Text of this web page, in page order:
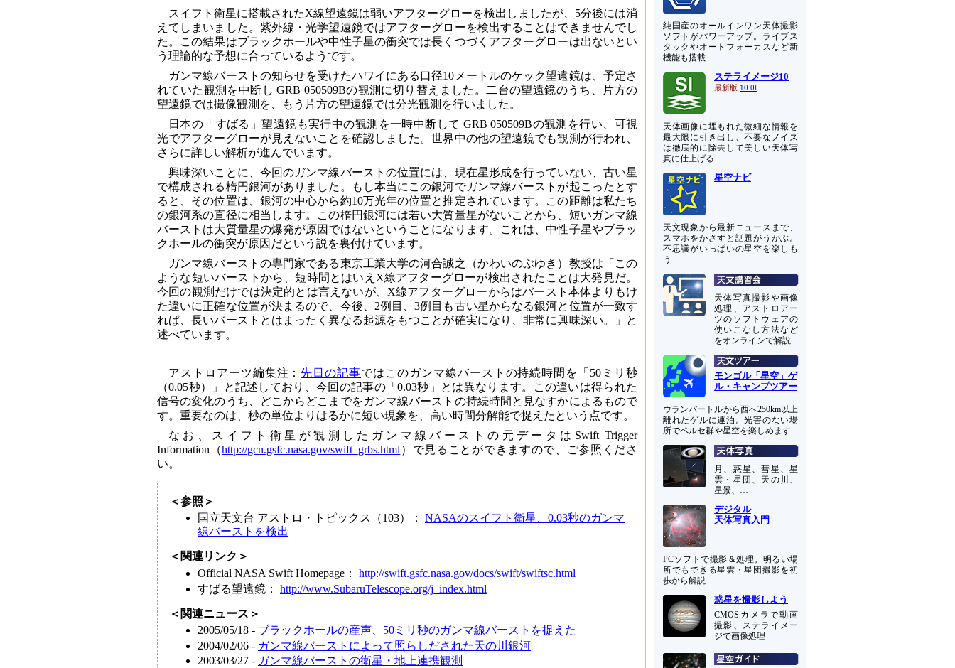
スイフト衛星に搭載されたX線望遠鏡は弱いアフターグローを検出しましたが、5分後には消
えてしまいました。紫外線・光学望遠鏡ではアフターグローを検出することはできませんでし
た。この結果はブラックホールや中性子星の衝突では長くつづくアフターグローは出ないとい
う理論的な予想に合っているようです。
ガンマ線バーストの知らせを受けたハワイにある口径10メートルのケック望遠鏡は、予定さ
れていた観測を中断し GRB 050509Bの観測に切り替えました。二台の望遠鏡のうち、片方の
望遠鏡では撮像観測を、もう片方の望遠鏡では分光観測を行いました。
日本の「すばる」望遠鏡も実行中の観測を一時中断して GRB 050509Bの観測を行い、可視
光でアフターグローが見えないことを確認しました。世界中の他の望遠鏡でも観測が行われ、
さらに詳しい解析が進んでいます。
興味深いことに、今回のガンマ線バーストの位置には、現在星形成を行っていない、古い星
で構成される楕円銀河がありました。もし本当にこの銀河でガンマ線バーストが起こったとす
ると、その位置は、銀河の中心から約10万光年の位置と推定されています。この距離は私たち
の銀河系の直径に相当します。この楕円銀河には若い大質量星がないことから、短いガンマ線
バーストは大質量星の爆発が原因ではないということになります。これは、中性子星やブラッ
クホールの衝突が原因だという説を裏付けています。
ガンマ線バーストの専門家である東京工業大学の河合誠之（かわいのぶゆき）教授は「この
ような短いバーストから、短時間とはいえX線アフターグローが検出されたことは大発見だ。
今回の観測だけでは決定的とは言えないが、X線アフターグローからはバースト本体よりもけ
た違いに正確な位置が決まるので、今後、2例目、3例目も古い星からなる銀河と位置が一致す
れば、長いバーストとはまったく異なる起源をもつことが確実になり、非常に興味深い。」と
述べています。
アストロアーツ編集注： 先日の記事ではこのガンマ線バーストの持続時間を「50ミリ秒
（0.05秒）」と記述しており、今回の記事の「0.03秒」とは異なります。この違いは得られた
信号の変化のうち、どこからどこまでをガンマ線バーストの持続時間と見なすかによるもので
す。重要なのは、秒の単位よりはるかに短い現象を、高い時間分解能で捉えたという点です。
なお、スイフト衛星が観測したガンマ線バーストの元データはSwift Trigger
Information（http://gcn.gsfc.nasa.gov/swift_grbs.html ）で見ることができますので、ご参照くださ
い。
＜参照＞
国立天文台 アストロ・トピックス（103）： NASAのスイフト衛星、0.03秒のガンマ
線バーストを検出
＜関連リンク＞
Official NASA Swift Homepage： http://swift.gsfc.nasa.gov/docs/swift/swiftsc.html
すばる望遠鏡： http://www.SubaruTelescope.org/j_index.html
＜関連ニュース＞
2005/05/18 - ブラックホールの産声、50ミリ秒のガンマ線バーストを捉えた
2004/02/06 - ガンマ線バーストによって照らしだされた天の川銀河
2003/03/27 - ガンマ線バーストの衛星・地上連携観測
純国産のオールインワン天体撮影
ソフトがパワーアップ。ライブス
タックやオートフォーカスなど新
機能も搭載
ステライメージ10
最新版 10.0f
天体画像に埋もれた微細な情報を
最大限に引き出し、不要なノイズ
は徹底的に除去して美しい天体写
真に仕上げる
星空ナビ
天文現象から最新ニュースまで、
スマホをかざすと話題がうかぶ。
不思議がいっぱいの星空を楽しも
う
天体写真撮影や画像
処理、アストロアー
ツのソフトウェアの
使いこなし方法など
をオンラインで解説
モンゴル「星空」ゲ
ル・キャンプツアー
ウランバートルから西へ250km以上
離れたゲルに連泊。光害のない場
所でペルセ群や星空を楽しめます
月、惑星、彗星、星
雲・星団、天の川、
星景、…
デジタル
天体写真入門
PCソフトで撮影＆処理。明るい場
所でもできる星雲・星団撮影を初
歩から解説
惑星を撮影しよう
CMOSカメラで動画
撮影、ステライメー
ジで画像処理